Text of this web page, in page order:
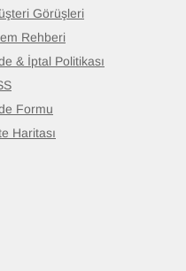
Görüşleri
Rehberi
& İptal Politikası
Formu
Haritası